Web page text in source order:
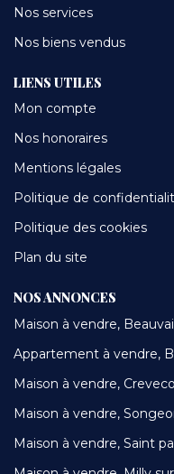
Nos services
Nos biens vendus
LIENS UTILES
Mon compte
Nos honoraires
Mentions légales
Politique de
Politique des cookies
Plan du site
NOS ANNONCES
Maison à vendre,
Appartement à vendre,
Maison à vendre,
Maison à vendre,
Maison à vendre, Saint